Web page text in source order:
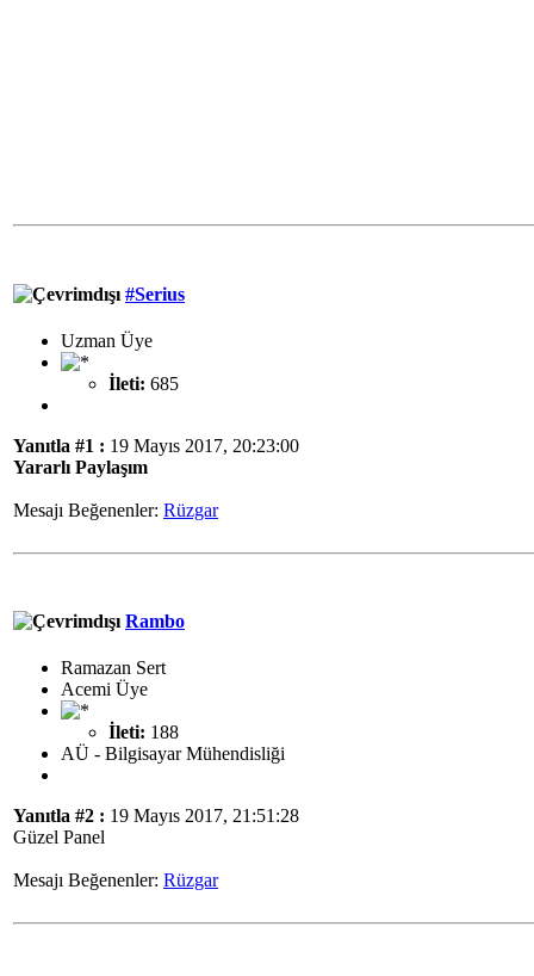
#Serius
Uzman Üye
İleti: 685
Yanıtla #1 : 19 Mayıs 2017, 20:23:00
Yararlı Paylaşım
Mesajı Beğenenler: Rüzgar
Rambo
Ramazan Sert
Acemi Üye
İleti: 188
AÜ - Bilgisayar Mühendisliği
Yanıtla #2 : 19 Mayıs 2017, 21:51:28
Güzel Panel
Mesajı Beğenenler: Rüzgar